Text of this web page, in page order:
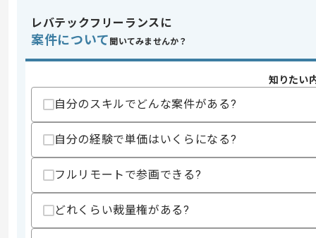
スキル
求めるスキル
・ACOS4またはCOBOL85を用いた開発
-開発
-テスト
歓迎スキル
・製造業における生産管理、販売管理
・鉄鋼製造業に携わった経験
スキルに不安がある方へ
レバテックフリーランスに
案件について 聞いてみませんか？
知りたい
自分のスキルでどんな案件がある?
自分の経験で単価はいくらになる?
フルリモートで参画できる?
どれくらい裁量権がある?